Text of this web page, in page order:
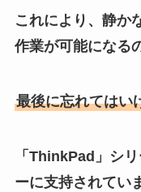
これにより、静か
作業が可能になる
最後に忘れてはい
「ThinkPad」シ
ーに支持されてい